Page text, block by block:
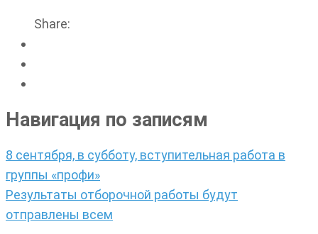
Share:
Навигация по записям
8 сентября, в субботу, вступительная работа в
группы «профи»
Результаты отборочной работы будут
отправлены всем